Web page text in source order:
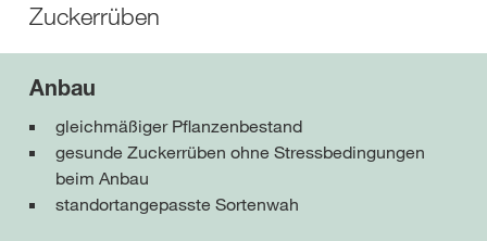
Zuckerrüben
Anbau
gleichmäßiger Pflanzenbestand
gesunde Zuckerrüben ohne Stressbedingungen
beim Anbau
standortangepasste Sortenwah